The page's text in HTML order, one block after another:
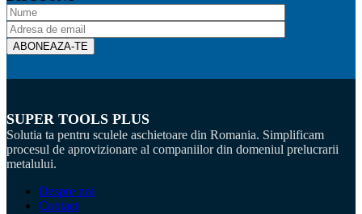
SUPER TOOLS PLUS
Solutia ta pentru sculele aschietoare din Romania. Simplificam
procesul de aprovizionare al companiilor din domeniul prelucrarii
metalului.
Despre noi
Contact